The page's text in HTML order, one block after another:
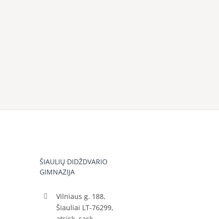
ŠIAULIŲ DIDŽDVARIO
GIMNAZIJA
Vilniaus g. 188,
Šiauliai LT-76299,